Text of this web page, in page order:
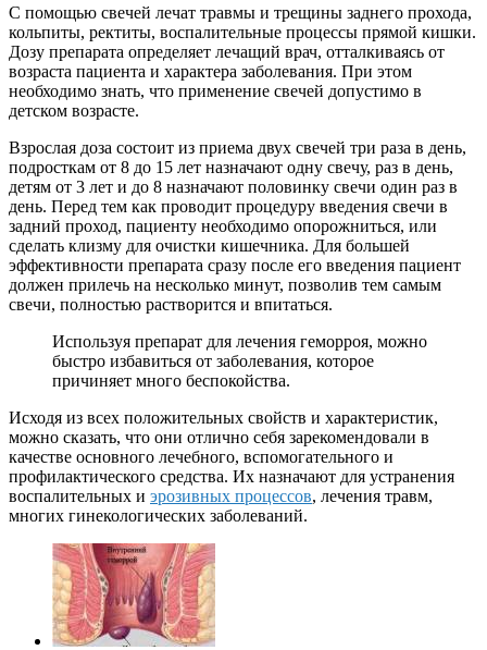
С помощью свечей лечат травмы и трещины заднего прохода,
кольпиты, ректиты, воспалительные процессы прямой кишки.
Дозу препарата определяет лечащий врач, отталкиваясь от
возраста пациента и характера заболевания. При этом
необходимо знать, что применение свечей допустимо в
детском возрасте.
Взрослая доза состоит из приема двух свечей три раза в день,
подросткам от 8 до 15 лет назначают одну свечу, раз в день,
детям от 3 лет и до 8 назначают половинку свечи один раз в
день. Перед тем как проводит процедуру введения свечи в
задний проход, пациенту необходимо опорожниться, или
сделать клизму для очистки кишечника. Для большей
эффективности препарата сразу после его введения пациент
должен прилечь на несколько минут, позволив тем самым
свечи, полностью растворится и впитаться.
Используя препарат для лечения геморроя, можно
быстро избавиться от заболевания, которое
причиняет много беспокойства.
Исходя из всех положительных свойств и характеристик,
можно сказать, что они отлично себя зарекомендовали в
качестве основного лечебного, вспомогательного и
профилактического средства. Их назначают для устранения
воспалительных и эрозивных процессов, лечения травм,
многих гинекологических заболеваний.